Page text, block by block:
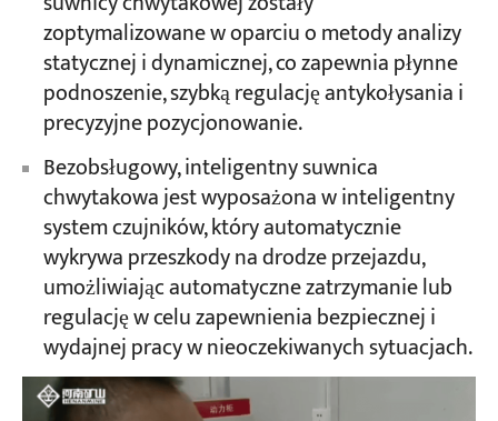
zoptymalizowane w oparciu o metody analizy
statycznej i dynamicznej, co zapewnia płynne
podnoszenie, szybką regulację antykołysania i
precyzyjne pozycjonowanie.
Bezobsługowy, inteligentny suwnica
chwytakowa jest wyposażona w inteligentny
system czujników, który automatycznie
wykrywa przeszkody na drodze przejazdu,
umożliwiając automatyczne zatrzymanie lub
regulację w celu zapewnienia bezpiecznej i
wydajnej pracy w nieoczekiwanych sytuacjach.